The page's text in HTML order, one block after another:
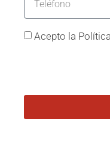
Acepto la